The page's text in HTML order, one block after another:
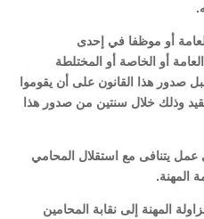
أو موظفا في إحدى
أو الخاصة أو المختلطة
صدور هذا القانون على أن يقوموا
وذلك خلال سنتين من صدور هذا
عمل يتنافى مع استقلال المحامي
المهنة.
المهنة إلى نقابة المحامين